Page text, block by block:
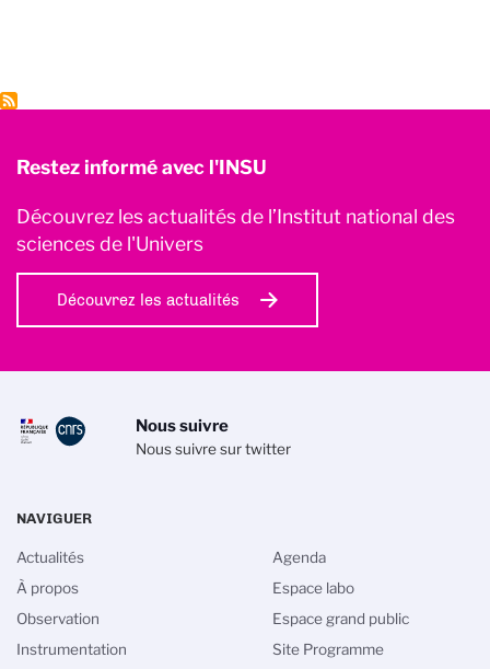
Restez informé avec l'INSU
Découvrez les actualités de l’Institut national des
sciences de l'Univers
Découvrez les actualités
Nous suivre
Nous suivre sur twitter
NAVIGUER
Actualités
À propos
Observation
Instrumentation
Agenda
Espace labo
Espace grand public
Site Programme